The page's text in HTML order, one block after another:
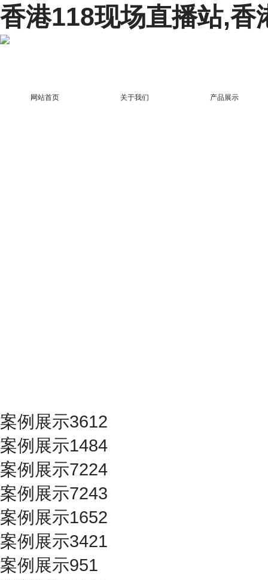
香港118现场直播站,香
网站首页 关于我们 产品展示
案例展示3612
案例展示1484
案例展示7224
案例展示7243
案例展示1652
案例展示3421
案例展示951